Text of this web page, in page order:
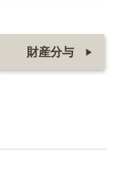
財産分与 ▶